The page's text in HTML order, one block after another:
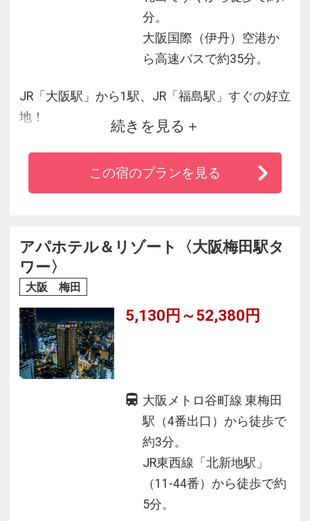
分。
大阪国際（伊丹）空港か
ら高速バスで約35分。
JR「大阪駅」から1駅、JR「福島駅」すぐの好立
地！
お部屋で天然温泉が楽しめ高層階の客室からの
眺望も◎
・入り組んだ「大阪駅」から1駅で、重い荷物を
滞在を
・館内の天然温泉スパサウナ（有料）と客室浴
室の温泉でリフレッシュ
続きを見る
この宿のプランを見る
アパホテル＆リゾート〈大阪梅田駅タ
ワー〉
大阪 梅田
5,130円～52,380円
大阪メトロ谷町線 東梅田
駅（4番出口）から徒歩で
約3分。
JR東西線「北新地駅」
（11-44番）から徒歩で約
5分。